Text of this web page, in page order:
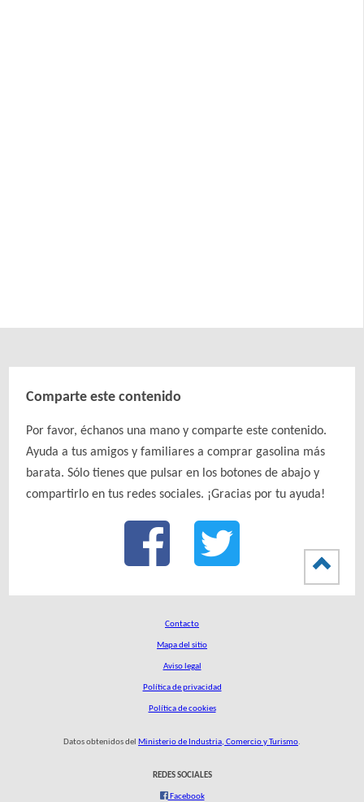
Comparte este contenido
Por favor, échanos una mano y comparte este contenido.
Ayuda a tus amigos y familiares a comprar gasolina más
barata. Sólo tienes que pulsar en los botones de abajo y
compartirlo en tus redes sociales. ¡Gracias por tu ayuda!
Contacto
Mapa del sitio
Aviso legal
Política de privacidad
Política de cookies
Datos obtenidos del Ministerio de Industria, Comercio y Turismo.
REDES SOCIALES
Facebook